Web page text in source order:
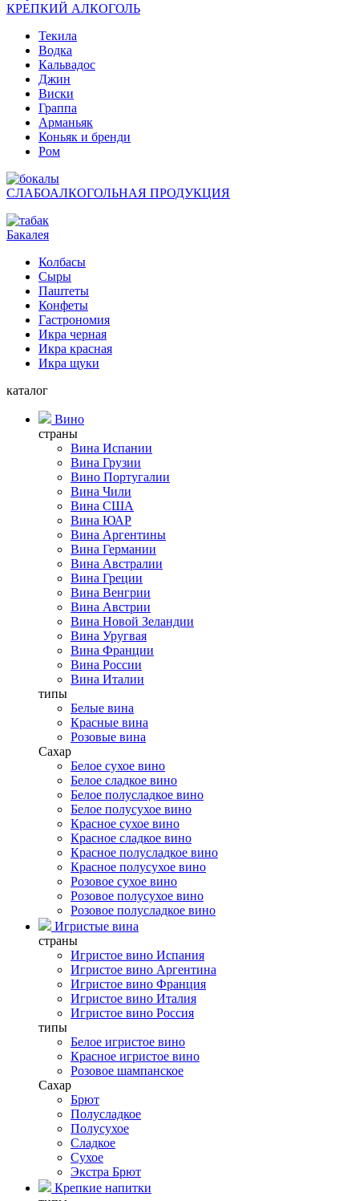
КРЕПКИЙ АЛКОГОЛЬ
Текила
Водка
Кальвадос
Джин
Виски
Граппа
Арманьяк
Коньяк и бренди
Ром
СЛАБОАЛКОГОЛЬНАЯ ПРОДУКЦИЯ
Бакалея
Колбасы
Сыры
Паштеты
Конфеты
Гастрономия
Икра черная
Икра красная
Икра щуки
каталог
Вино
страны
Вина Испании
Вина Грузии
Вино Португалии
Вина Чили
Вина США
Вина ЮАР
Вина Аргентины
Вина Германии
Вина Австралии
Вина Греции
Вина Венгрии
Вина Австрии
Вина Новой Зеландии
Вина Уругвая
Вина Франции
Вина России
Вина Италии
типы
Белые вина
Красные вина
Розовые вина
Сахар
Белое сухое вино
Белое сладкое вино
Белое полусладкое вино
Белое полусухое вино
Красное сухое вино
Красное сладкое вино
Красное полусладкое вино
Красное полусухое вино
Розовое сухое вино
Розовое полусухое вино
Розовое полусладкое вино
Игристые вина
страны
Игристое вино Испания
Игристое вино Аргентина
Игристое вино Франция
Игристое вино Италия
Игристое вино Россия
типы
Белое игристое вино
Красное игристое вино
Розовое шампанское
Сахар
Брют
Полусладкое
Полусухое
Сладкое
Сухое
Экстра Брют
Крепкие напитки